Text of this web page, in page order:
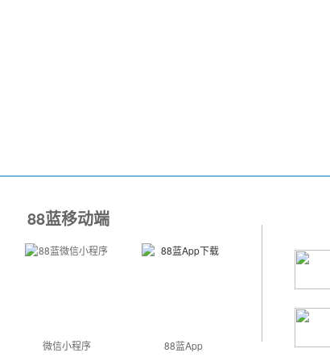
88蓝移动端
微信小程序 88蓝App